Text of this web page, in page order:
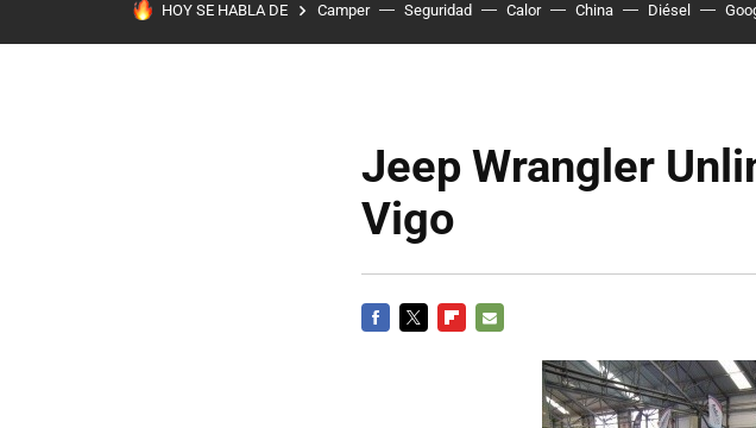
HOY SE HABLA DE Camper Seguridad Calor China Diésel
Jeep Wrangler
Vigo